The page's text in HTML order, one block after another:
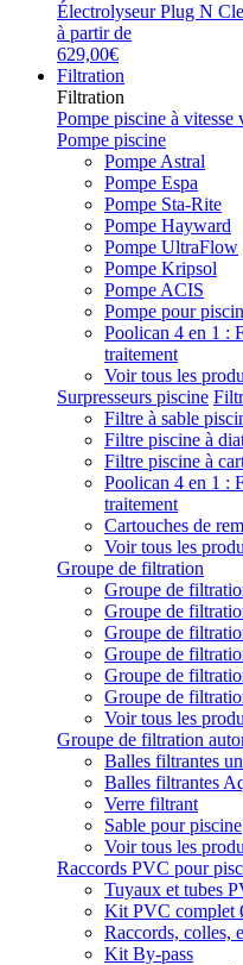
Électrolyseur Plug N
à partir de
629,00€
Filtration
Filtration
Pompe piscine à vitesse
Pompe piscine
Pompe Astral
Pompe Espa
Pompe Sta-Rite
Pompe Hayward
Pompe UltraFlow
Pompe Kripsol
Pompe ACIS
Pompe pour
Poolican 4 en 1 :
traitement
Voir tous les
Surpresseurs piscine
Filtre à sable
Filtre piscine à
Filtre piscine à
Poolican 4 en 1 :
traitement
Cartouches de
Voir tous les
Groupe de filtration
Groupe de
Groupe de
Groupe de
Groupe de
Groupe de
Groupe de
Voir tous les
Groupe de filtration
Balles filtrantes
Balles filtrantes
Verre filtrant
Sable pour piscine
Voir tous les
Raccords PVC pour
Tuyaux et tubes
Kit PVC complet
Raccords, colles,
Kit By-pass